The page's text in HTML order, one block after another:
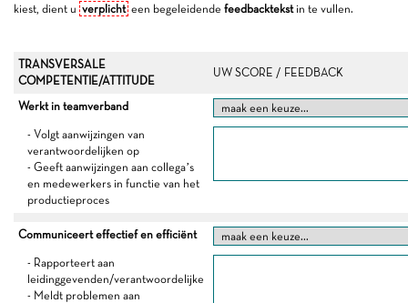
kiest, dient u verplicht een begeleidende feedbacktekstin te vullen.
TRANSVERSALE
COMPETENTIE/ATTITUDE
UW SCORE / FEEDBACK
Werkt in teamverband
- Volgt aanwijzingen van
verantwoordelijken op
- Geeft aanwijzingen aan collega’s
en medewerkers in functie van het
productieproces
Communiceert effectief en efficiënt
- Rapporteert aan
leidinggevenden/verantwoordelijke
- Meldt problemen aan